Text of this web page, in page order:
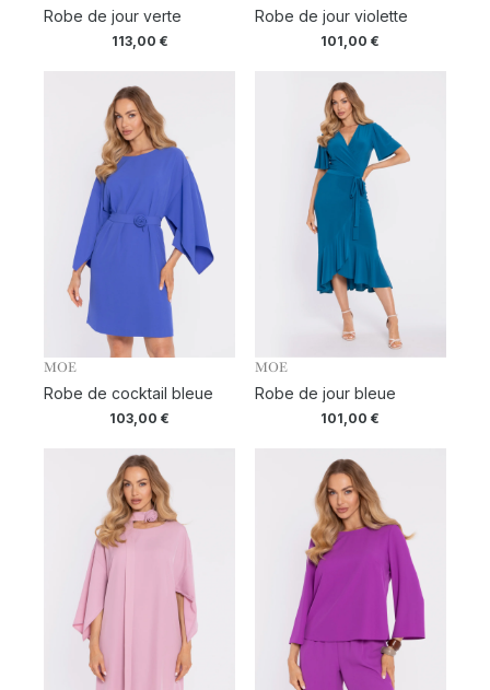
Robe de jour verte
113,00 €
Robe de jour violette
101,00€
MOE
Robe de cocktail bleue
103,00€
MOE
Robe de jour bleue
101,00€